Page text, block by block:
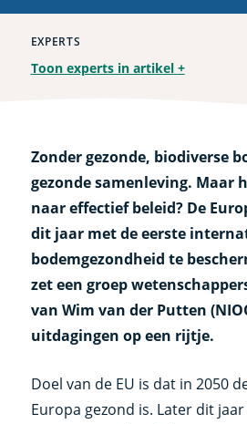
EXPERTS
Toon experts in artikel +
Zonder gezonde, biodiverse
gezonde samenleving. Maar
naar effectief beleid? De
dit jaar met de eerste
bodemgezondheid te
zet een groep
van Wim van der Putten
uitdagingen op een rijtje.
Doel van de EU is dat in 2050
Europa gezond is. Later dit